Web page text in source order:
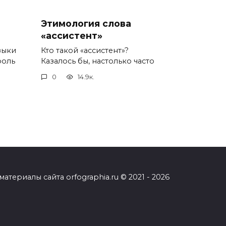
Этимология слова
«ассистент»
Кто такой «ассистент»?
Казалось бы, настолько часто
0 14.9к.
сайта orfographia.ru © 2021 - 2026